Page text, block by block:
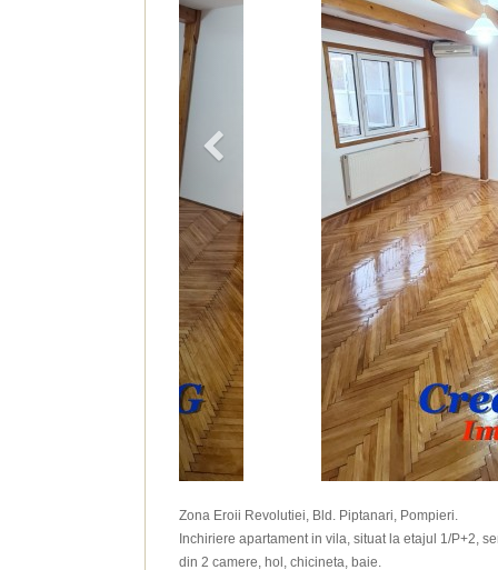
Zona Eroii Revolutiei, Bld. Piptanari, Pompieri.
Inchiriere apartament in vila, situat la etajul 1/P+2,
din 2 camere, hol, chicineta, baie.